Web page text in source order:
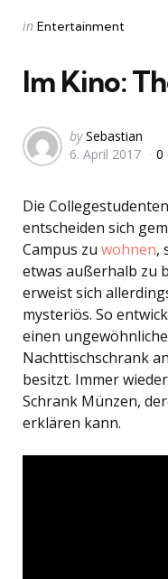
Categories
Posted
in Entertainment
Im Kino:
Posted
by
by Sebastian
6. April 2017
0
Die
entscheiden sich
Campus zu wohnen,
etwas außerhalb zu
erweist sich
mysteriös. So
einen
Nachttischschrank
besitzt. Immer
Schrank Münzen,
erklären kann.